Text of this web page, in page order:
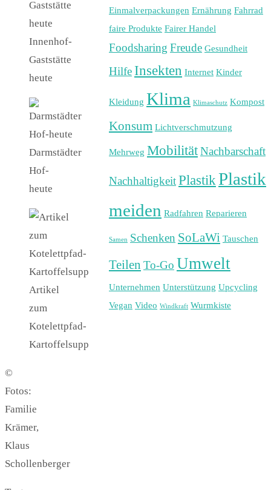
Innenhof-
Gaststätte
heute
Darmstädter
Hof-
heute
Artikel
zum
Kotelettpfad-
Kartoffelsupp
©
Fotos:
Familie
Krämer,
Klaus
Schollenberger
Einmalverpackungen Ernährung Fahrrad
faire Produkte Fairer Handel
Foodsharing Freude Gesundheit
Hilfe Insekten Internet Kinder
Kleidung Klima Klimaschutz Kompost
Konsum Lichtverschmutzung
Mehrweg MobilitätNachbarschaft
NachhaltigkeitPlastikPlastik
meiden Radfahren Reparieren
Samen Schenken SoLaWi Tauschen
Teilen To-Go Umwelt
Unternehmen Unterstützung Upcycling
Vegan Video Windkraft Wurmkiste